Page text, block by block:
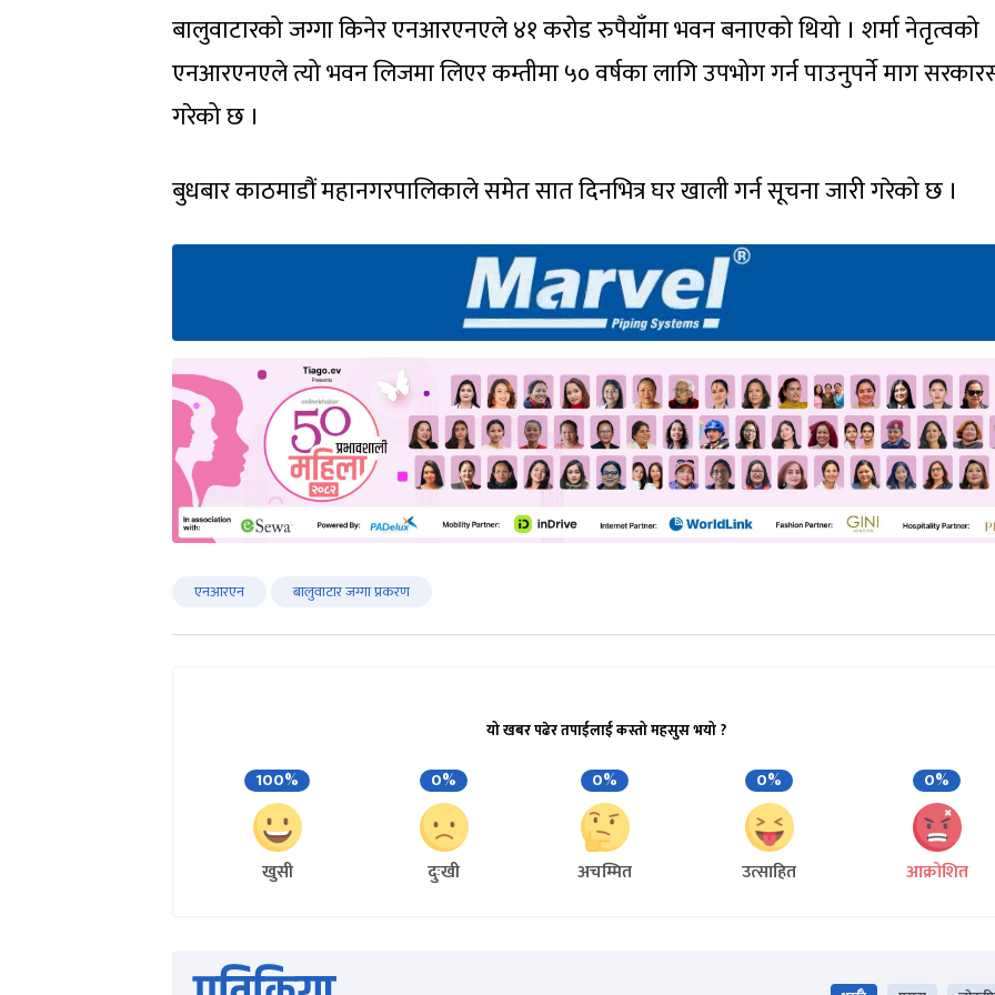
बालुवाटारको जग्गा किनेर एनआरएनएले ४१ करोड रुपैयाँमा भवन बनाएको थियो । शर्मा नेतृत्वको
एनआरएनएले त्यो भवन लिजमा लिएर कम्तीमा ५० वर्षका लागि उपभोग गर्न पाउनुपर्ने माग
गरेको छ ।
बुधबार काठमाडौं महानगरपालिकाले समेत सात दिनभित्र घर खाली गर्न सूचना जारी गरेको छ ।
एनआरएन बालुवाटार जग्गा प्रकरण
यो खबर पढेर तपाईलाई कस्तो महसुस भयो ?
100%
खुसी
0%
दुःखी
0%
अचम्मित
0%
उत्साहित
0%
आक्रोशित